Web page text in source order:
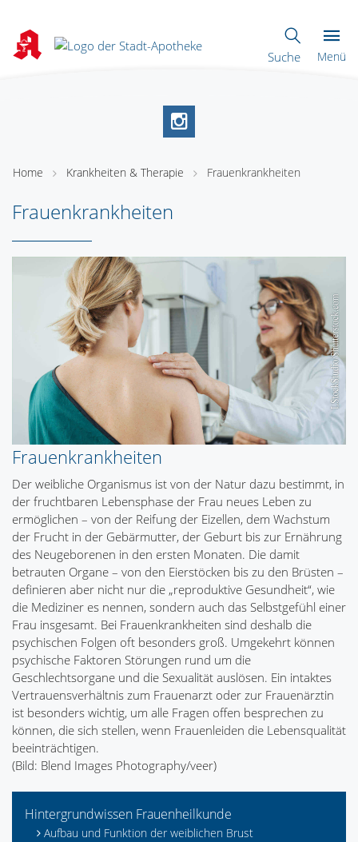
Suche Menü
Home Krankheiten & Therapie Frauenkrankheiten
Frauenkrankheiten
Frauenkrankheiten
Der weibliche Organismus ist von der Natur dazu bestimmt, in
der fruchtbaren Lebensphase der Frau neues Leben zu
ermöglichen – von der Reifung der Eizellen, dem Wachstum
der Frucht in der Gebärmutter, der Geburt bis zur Ernährung
des Neugeborenen in den ersten Monaten. Die damit
betrauten Organe – von den Eierstöcken bis zu den Brüsten –
definieren aber nicht nur die „reproduktive Gesundheit“, wie
die Mediziner es nennen, sondern auch das Selbstgefühl einer
Frau insgesamt. Bei Frauenkrankheiten sind deshalb die
psychischen Folgen oft besonders groß. Umgekehrt können
psychische Faktoren Störungen rund um die
Geschlechtsorgane und die Sexualität auslösen. Ein intaktes
Vertrauensverhältnis zum Frauenarzt oder zur Frauenärztin
ist besonders wichtig, um alle Fragen offen besprechen zu
können, die sich stellen, wenn Frauenleiden die Lebensqualität
beeinträchtigen.
(Bild: Blend Images Photography/veer)
Hintergrundwissen Frauenheilkunde
Aufbau und Funktion der weiblichen Brust